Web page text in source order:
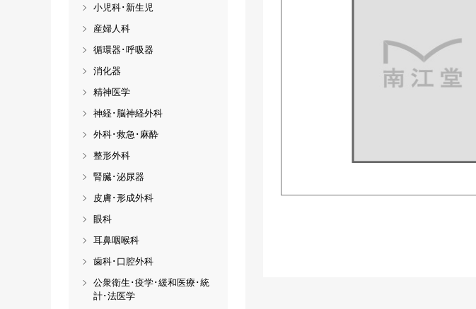
小児科･新生児
産婦人科
循環器･呼吸器
消化器
精神医学
神経･脳神経外科
外科･救急･麻酔
整形外科
腎臓･泌尿器
皮膚･形成外科
眼科
耳鼻咽喉科
歯科･口腔外科
公衆衛生･疫学･緩和医療･統
計･法医学